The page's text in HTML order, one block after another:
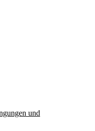
und